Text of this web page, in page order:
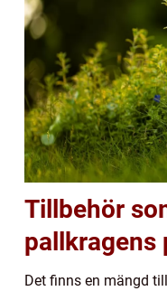
Tillbehör
pallkragens
Det finns en mängd